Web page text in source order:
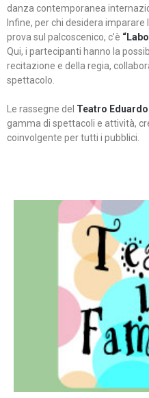
danza contemporanea
Infine, per chi desidera
prova sul palcoscenico, c’è
Qui, i partecipanti hanno la
recitazione e della regia,
spettacolo.
Le rassegne del Teatro
gamma di spettacoli e attività,
coinvolgente per tutti i pubblici.
Teatro
Teatro In Famiglia è una
per far condividere e